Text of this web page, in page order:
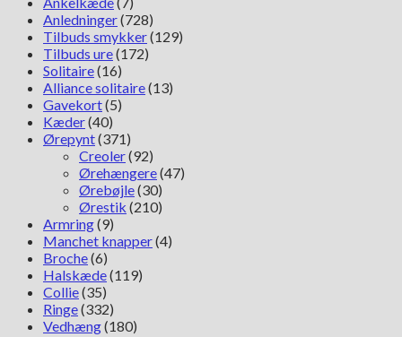
Anledninger(728)
Tilbuds smykker(129)
Tilbuds ure(172)
Solitaire(16)
Alliance solitaire(13)
Gavekort(5)
Kæder(40)
Ørepynt(371)
Creoler(92)
Ørehængere(47)
Ørebøjle(30)
Ørestik (210)
Armring(9)
Manchet knapper(4)
Broche(6)
Halskæde(119)
Collie(35)
Ringe(332)
Vedhæng(180)